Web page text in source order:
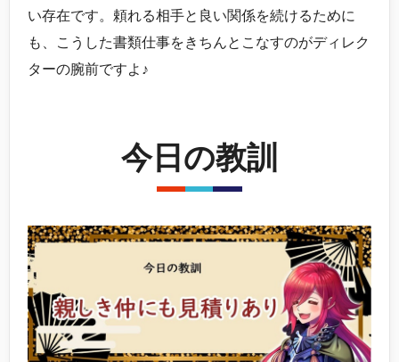
い存在です。頼れる相手と良い関係を続けるために
も、こうした書類仕事をきちんとこなすのがディレク
ターの腕前ですよ♪
今日の教訓